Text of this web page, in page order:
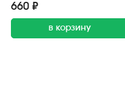
660 ₽
в корзину